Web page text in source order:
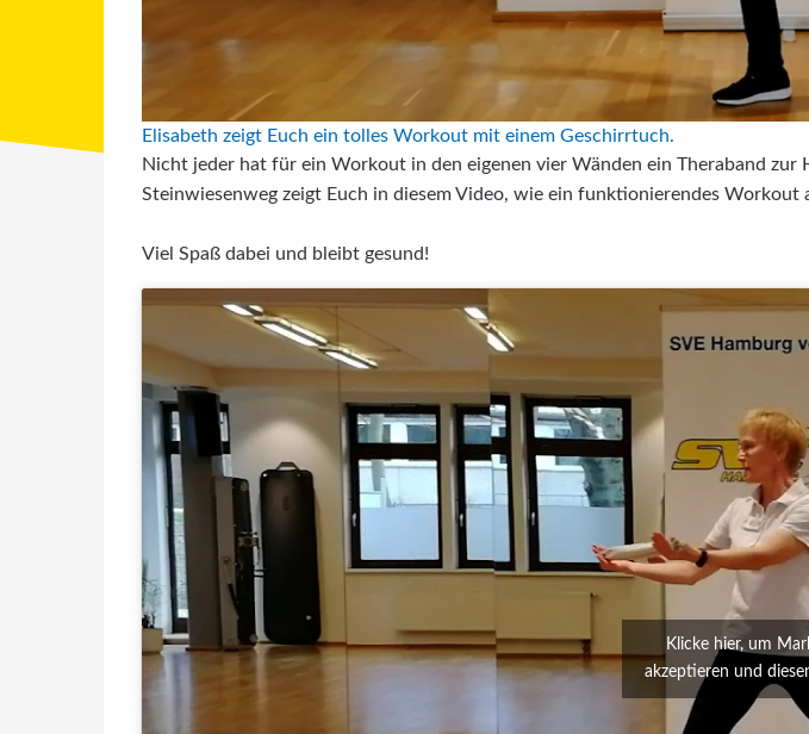
Elisabeth zeigt Euch ein tolles Workout mit einem Geschirrtuch.
Nicht jeder hat für ein Workout in den eigenen vier Wänden ein Theraband
Steinwiesenweg zeigt Euch in diesem Video, wie ein funktionierendes
Viel Spaß dabei und bleibt gesund!
Klicke hier, um
akzeptieren und